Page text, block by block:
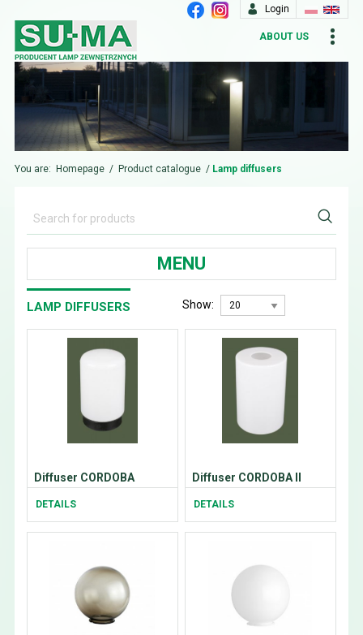
Login
ABOUT US
You are: Homepage / Product catalogue / Lamp diffusers
MENU
LAMP DIFFUSERS Show:
Diffuser CORDOBA
DETAILS
Diffuser CORDOBA II
DETAILS